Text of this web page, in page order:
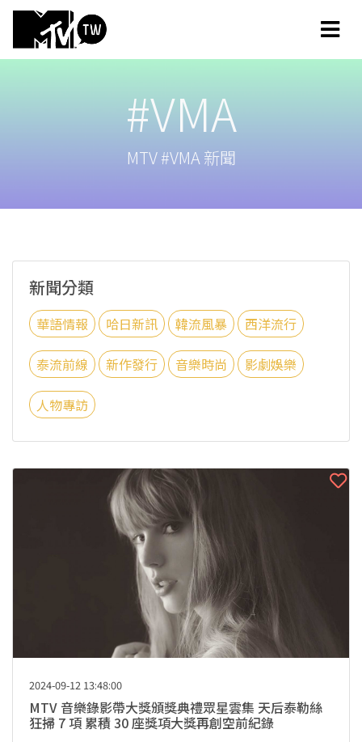
#VMA
MTV #VMA 新聞
新聞分類
華語情報 哈日新訊 韓流風暴 西洋流行
泰流前線 新作發行 音樂時尚 影劇娛樂
人物專訪
2024-09-12 13:48:00
MTV 音樂錄影帶大獎頒獎典禮眾星雲集 天后泰勒絲
狂掃 7 項 累積 30 座獎項大獎再創空前紀錄